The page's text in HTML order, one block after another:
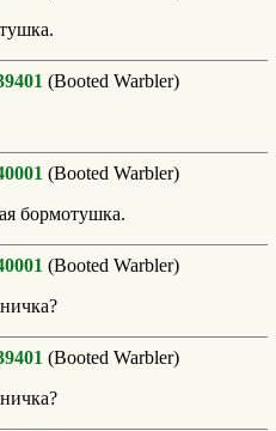
(Booted Warbler)
(Booted Warbler)
бормотушка.
(Booted Warbler)
(Booted Warbler)